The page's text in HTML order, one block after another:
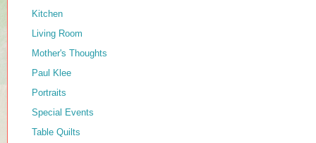
Kitchen
Living Room
Mother's Thoughts
Paul Klee
Portraits
Special Events
Table Quilts